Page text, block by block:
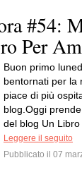
#54:
Per
Buon primo
bentornati per la
piace di più
blog.Oggi
del blog Un Libro
Leggere il seguito
Pubblicato il 07